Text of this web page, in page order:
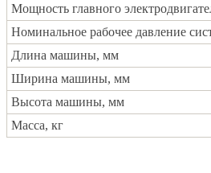
Мощность главного
Номинальное рабочее давление
Длина машины, мм
Ширина машины, мм
Высота машины, мм
Масса, кг